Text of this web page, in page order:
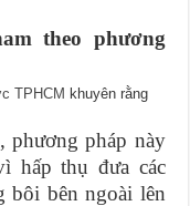
theo phương
TPHCM khuyên rằng
phương pháp này
hấp thụ đưa các
bôi bên ngoài lên